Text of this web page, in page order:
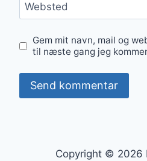
Websted
Gem mit navn, mail og
til næste gang jeg
Copyright © 2026